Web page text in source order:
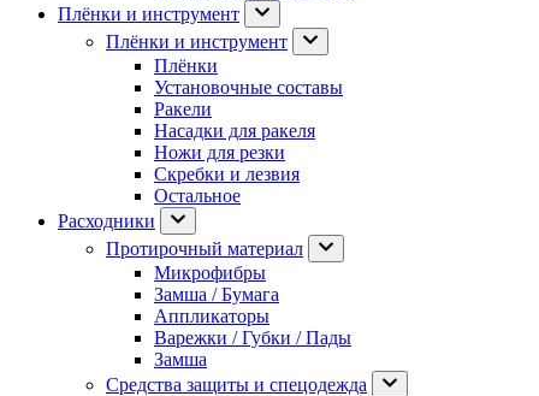
Плёнки и инструмент
Плёнки и инструмент
Плёнки
Установочные составы
Ракели
Насадки для ракеля
Ножи для резки
Скребки и лезвия
Остальное
Расходники
Протирочный материал
Микрофибры
Замша / Бумага
Аппликаторы
Варежки / Губки / Пады
Замша
Средства защиты и спецодежда